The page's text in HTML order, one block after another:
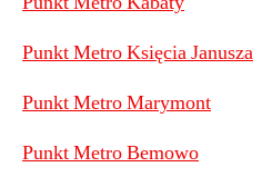
Punkt Metro Księcia Janusza
Punkt Metro Marymont
Punkt Metro Bemowo